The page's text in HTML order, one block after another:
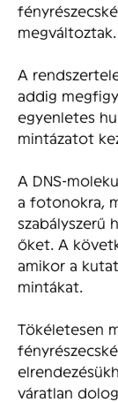
megváltoztak.
A
addig
egyenletes
mintázatot
A DNS-
a fotonokra,
szabályszerű
őket. A
amikor a
mintákat.
Tökéletesen
váratlan